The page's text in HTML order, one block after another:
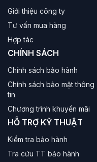
Mỗi thành viên trong
(Profile) riêng. Google
từng người để đề xuất
"Dành cho bạn".
Ra lệnh bằng giọng
Quên đi việc bấm từng
Assistant tích hợp trên
chỉ cần nói: "Mở
"Tìm phim của Trấn
Giới thiệu công ty
Tư vấn mua hàng
Hợp tác
CHÍNH SÁCH
Chính sách bảo hành
Chính sách bảo mật thông
tin
Chương trình khuyến mãi
HỖ TRỢ KỸ THUẬT
Kiểm tra bảo hành
Tra cứu TT bảo hành